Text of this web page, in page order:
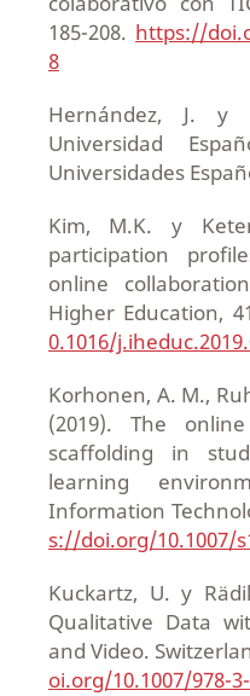
185-208. https://
8
Hernández, J. y
Universidad
Universidades
Kim, M.K. y
participation
online
Higher Education,
0.1016/
Korhonen, A. M.,
(2019). The
scaffolding in
learning
Information
s://doi.org/10.1007/
Kuckartz, U. y
Qualitative Data
and Video.
oi.org/10.1007/978-